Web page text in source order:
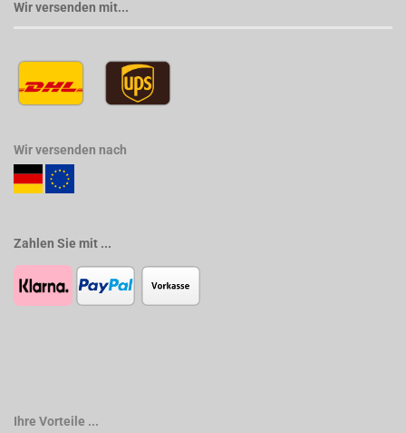
Wir versenden mit...
Wir versenden nach
Zahlen Sie mit ...
Ihre Vorteile ...